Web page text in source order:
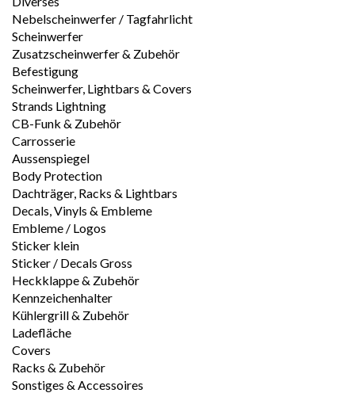
Nebelscheinwerfer / Tagfahrlicht
Scheinwerfer
Zusatzscheinwerfer & Zubehör
Befestigung
Scheinwerfer, Lightbars & Covers
Strands Lightning
CB-Funk & Zubehör
Carrosserie
Aussenspiegel
Body Protection
Dachträger, Racks & Lightbars
Decals, Vinyls & Embleme
Embleme / Logos
Sticker klein
Sticker / Decals Gross
Heckklappe & Zubehör
Kennzeichenhalter
Kühlergrill & Zubehör
Ladefläche
Covers
Racks & Zubehör
Sonstiges & Accessoires